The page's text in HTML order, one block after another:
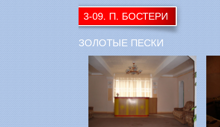
3-09. П. БОСТЕРИ
ЗОЛОТЫЕ ПЕСКИ